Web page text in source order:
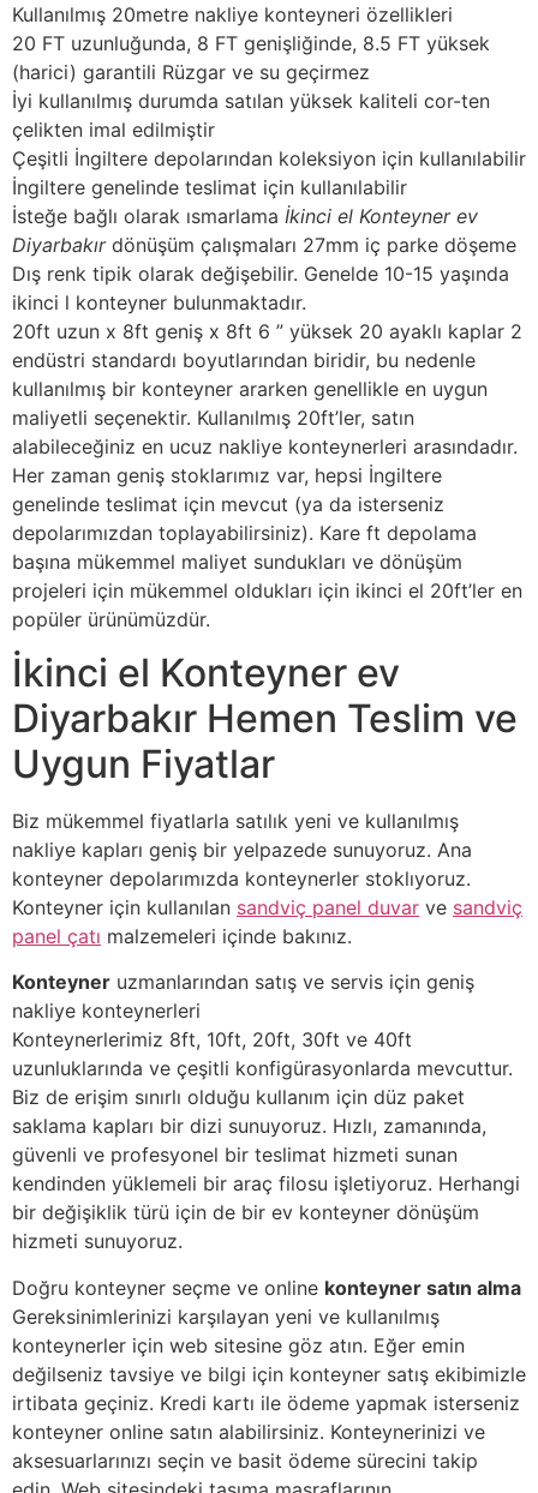
Kullanılmış 20metre nakliye konteyneri özellikleri
20 FT uzunluğunda, 8 FT genişliğinde, 8.5 FT yüksek
(harici) garantili Rüzgar ve su geçirmez
İyi kullanılmış durumda satılan yüksek kaliteli cor-ten
çelikten imal edilmiştir
Çeşitli İngiltere depolarından koleksiyon için kullanılabilir
İngiltere genelinde teslimat için kullanılabilir
İsteğe bağlı olarak ısmarlama İkinci el Konteyner ev
Diyarbakır dönüşüm çalışmaları 27mm iç parke döşeme
Dış renk tipik olarak değişebilir. Genelde 10-15 yaşında
ikinci l konteyner bulunmaktadır.
20ft uzun x 8ft geniş x 8ft 6 ” yüksek 20 ayaklı kaplar 2
endüstri standardı boyutlarından biridir, bu nedenle
kullanılmış bir konteyner ararken genellikle en uygun
maliyetli seçenektir. Kullanılmış 20ft’ler, satın
alabileceğiniz en ucuz nakliye konteynerleri arasındadır.
Her zaman geniş stoklarımız var, hepsi İngiltere
genelinde teslimat için mevcut (ya da isterseniz
depolarımızdan toplayabilirsiniz). Kare ft depolama
başına mükemmel maliyet sundukları ve dönüşüm
projeleri için mükemmel oldukları için ikinci el 20ft’ler en
popüler ürünümüzdür.
İkinci el Konteyner ev
Diyarbakır Hemen Teslim ve
Uygun Fiyatlar
Biz mükemmel fiyatlarla satılık yeni ve kullanılmış
nakliye kapları geniş bir yelpazede sunuyoruz. Ana
konteyner depolarımızda konteynerler stoklıyoruz.
Konteyner için kullanılan sandviç panel duvar ve sandviç
panel çatı malzemeleri içinde bakınız.
Konteyner uzmanlarından satış ve servis için geniş
nakliye konteynerleri
Konteynerlerimiz 8ft, 10ft, 20ft, 30ft ve 40ft
uzunluklarında ve çeşitli konfigürasyonlarda mevcuttur.
Biz de erişim sınırlı olduğu kullanım için düz paket
saklama kapları bir dizi sunuyoruz. Hızlı, zamanında,
güvenli ve profesyonel bir teslimat hizmeti sunan
kendinden yüklemeli bir araç filosu işletiyoruz. Herhangi
bir değişiklik türü için de bir ev konteyner dönüşüm
hizmeti sunuyoruz.
Doğru konteyner seçme ve online konteyner satın alma
Gereksinimlerinizi karşılayan yeni ve kullanılmış
konteynerler için web sitesine göz atın. Eğer emin
değilseniz tavsiye ve bilgi için konteyner satış ekibimizle
irtibata geçiniz. Kredi kartı ile ödeme yapmak isterseniz
konteyner online satın alabilirsiniz. Konteynerinizi ve
aksesuarlarınızı seçin ve basit ödeme sürecini takip